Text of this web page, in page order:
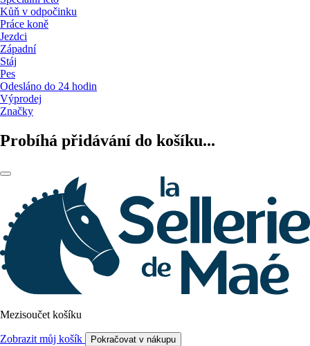
Kůň v odpočinku
Práce koně
Jezdci
Západní
Stáj
Pes
Odesláno do 24 hodin
Výprodej
Značky
Probíhá přidávání do košíku...
Mezisoučet košíku
Zobrazit můj košík Pokračovat v nákupu